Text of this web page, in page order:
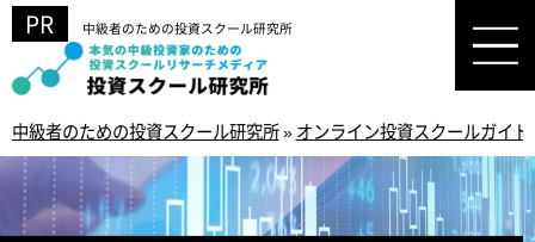
中級者のための投資スクール研究所
中級者のための投資スクール研究所»オンライン投資スクールガイド